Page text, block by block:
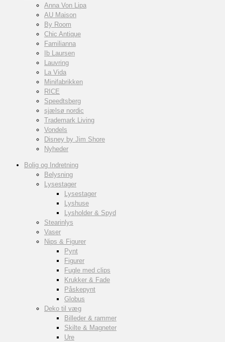
Anna Von Lipa
AU Maison
By Room
Chic Antique
Familianna
Ib Laursen
Lauvring
La Vida
Minifabrikken
RICE
Speedtsberg
sjælsø nordic
Trademark Living
Vondels
Disney by Jim Shore
Nyheder
Bolig og Indretning
Belysning
Lysestager
Lysestager
Lyshuse
Lysholder & Spyd
Stearinlys
Vaser
Nips & Figurer
Pynt
Figurer
Fugle med clips
Krukker & Fade
Påskepynt
Globus
Deko til væg
Billeder & rammer
Skilte & Magneter
Ure